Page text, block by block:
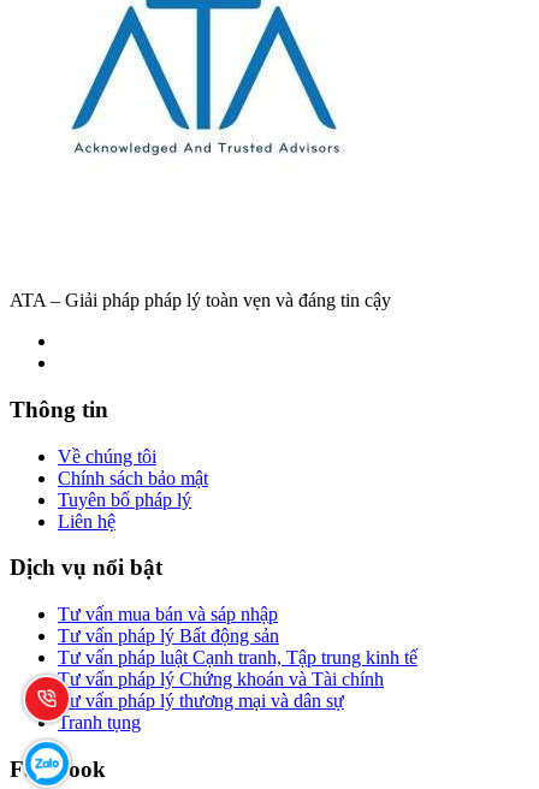
ATA – Giải pháp pháp lý toàn vẹn và đáng tin cậy
Thông tin
Về chúng tôi
Chính sách bảo mật
Tuyên bố pháp lý
Liên hệ
Dịch vụ nổi bật
Tư vấn mua bán và sáp nhập
Tư vấn pháp lý Bất động sản
Tư vấn pháp luật Cạnh tranh, Tập trung kinh tế
Tư vấn pháp lý Chứng khoán và Tài chính
Tư vấn pháp lý thương mại và dân sự
Tranh tụng
Facebook